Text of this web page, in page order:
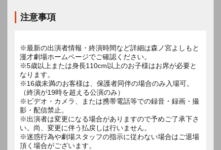
注意事項
※最新の出演者情報・終演時間など詳細は森ノ宮よしもと
漫才劇場ホームページでご確認ください。
※5歳以上または身長110cm以上のお子様はお席が必要と
なります。
※16歳未満のお客様は、保護者同伴の場合のみ入場可。
（終演が19時を超える公演のみ）
※ビデオ・カメラ、または携帯電話等での録音・録画・撮
影・配信禁止。
※出演者は変更になる場合がありますので予めご了承下さ
い。尚、変更に伴う払戻しは行いません。
※迷惑行為や劇場スタッフの指示に従わない場合はご退場
頂く場合がございます。